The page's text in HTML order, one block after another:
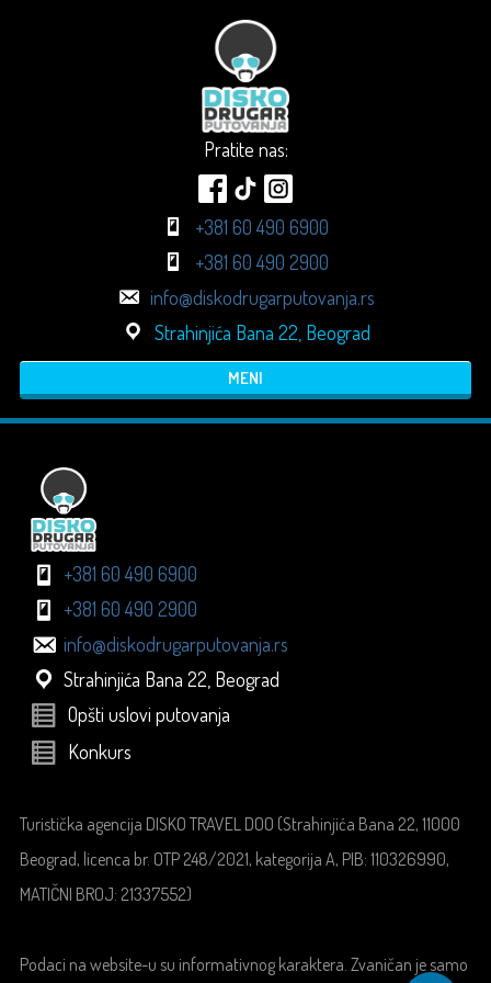
Pratite nas:
+381 60 490 6900
+381 60 490 2900
info@diskodrugarputovanja.rs
Strahinjića Bana 22, Beograd
MENI
+381 60 490 6900
+381 60 490 2900
info@diskodrugarputovanja.rs
Strahinjića Bana 22, Beograd
Opšti uslovi putovanja
Konkurs
Turistička agencija DISKO TRAVEL DOO (Strahinjića Bana 22, 11000
Beograd, licenca br. OTP 248/2021, kategorija A, PIB: 110326990,
MATIČNI BROJ: 21337552)
Podaci na website-u su informativnog karaktera. Zvaničan je samo